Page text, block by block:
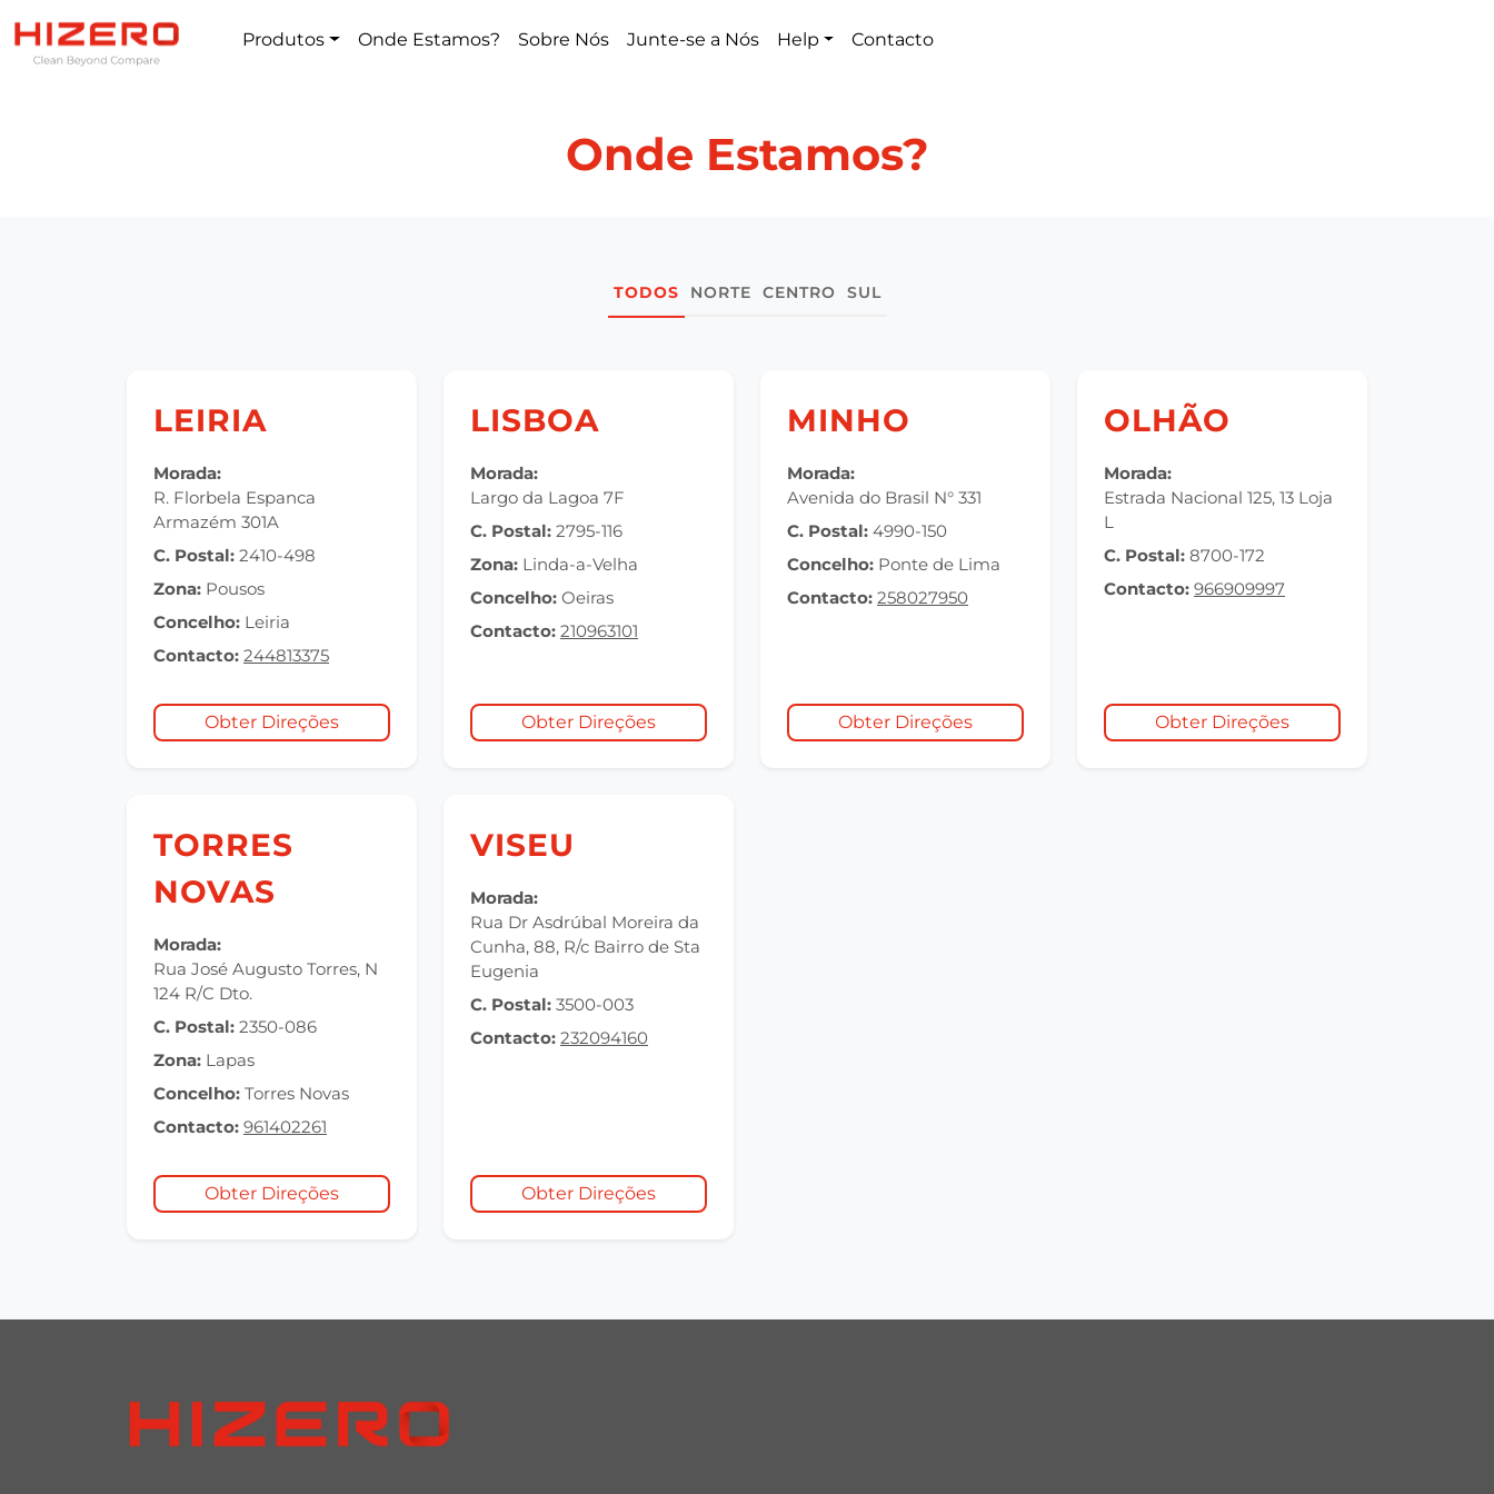
Produtos Onde Estamos? Sobre Nós Junte-se a Nós Help Contacto
Onde Estamos?
TODOS NORTE CENTRO SUL
LEIRIA
Morada:
R. Florbela Espanca
Armazém 301A
C. Postal: 2410-498
Zona: Pousos
Concelho: Leiria
Contacto: 244813375
Obter Direções
LISBOA
Morada:
Largo da Lagoa 7F
C. Postal: 2795-116
Zona: Linda-a-Velha
Concelho: Oeiras
Contacto: 210963101
Obter Direções
MINHO
Morada:
Avenida do Brasil N° 331
C. Postal: 4990-150
Concelho: Ponte de Lima
Contacto: 258027950
Obter Direções
OLHÃO
Morada:
Estrada Nacional 125, 13 Loja
L
C. Postal: 8700-172
Contacto: 966909997
Obter Direções
TORRES
NOVAS
Morada:
Rua José Augusto Torres, N
124 R/C Dto.
C. Postal: 2350-086
Zona: Lapas
Concelho: Torres Novas
Contacto: 961402261
Obter Direções
VISEU
Morada:
Rua Dr Asdrúbal Moreira da
Cunha, 88, R/c Bairro de Sta
Eugenia
C. Postal: 3500-003
Contacto: 232094160
Obter Direções